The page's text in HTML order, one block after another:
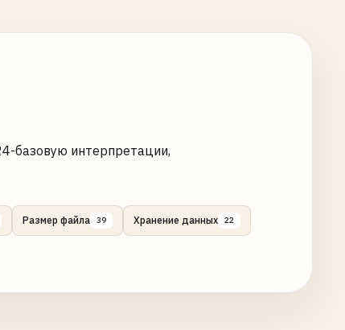
базовую интерпретации,
Размер файла 39 Хранение данных 22